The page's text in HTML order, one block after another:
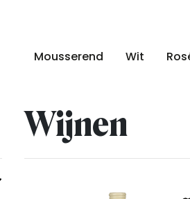
Mousserend Wit
Wijnen